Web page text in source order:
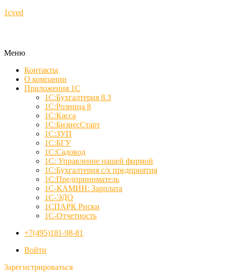
1cved
Меню
Контакты
О компании
Приложения 1С
1С:Бухгалтерия 8.3
1С:Розница 8
1С:Касса
1С:БизнесСтарт
1С:ЗУП
1С:БГУ
1С:Садовод
1С: Управление нашей фирмой
1С:Бухгалтерия с/х предприятия
1С:Предприниматель
1С-КАМИН: Зарплата
1С-ЭДО
1СПАРК Риски
1С-Отчетность
+7(495)181-98-81
Войти
Зарегистрироваться